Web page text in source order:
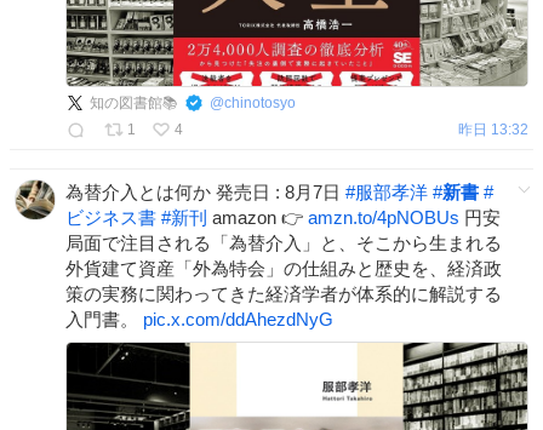
知の図書館📚 @chinotosyo
1
4 昨日 13:32
為替介入とは何か 発売日 : 8月7日 #服部孝洋 #新書 #
ビジネス書 #新刊 amazon 👉 amzn.to/4pNOBUs 円安
局面で注目される「為替介入」と、そこから生まれる
外貨建て資産「外為特会」の仕組みと歴史を、経済政
策の実務に関わってきた経済学者が体系的に解説する
入門書。 pic.x.com/ddAhezdNyG